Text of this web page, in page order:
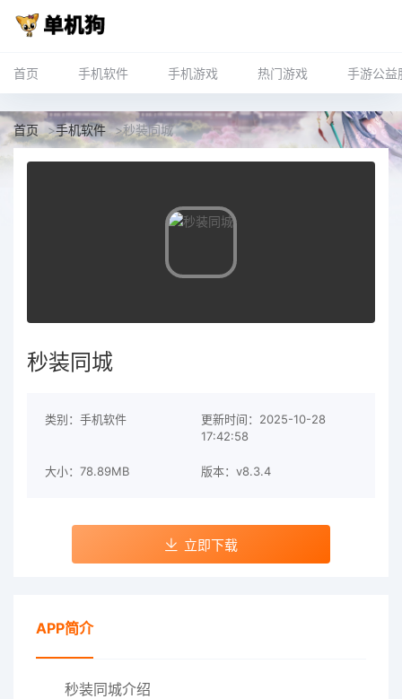
首页 手机软件 手机游戏 热门游戏 手游公益
首页 >手机软件 >秒装同城
秒装同城
类别：手机软件
更新时间：2025-10-28
17:42:58
大小：78.89MB 版本：v8.3.4
立即下载
APP简介
秒装同城介绍